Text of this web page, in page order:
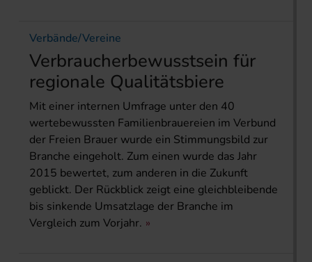
Verbände/Vereine
Verbraucherbewusstsein für
regionale Qualitätsbiere
Mit einer internen Umfrage unter den 40
wertebewussten Familienbrauereien im Verbund
der Freien Brauer wurde ein Stimmungsbild zur
Branche eingeholt. Zum einen wurde das Jahr
2015 bewertet, zum anderen in die Zukunft
geblickt. Der Rückblick zeigt eine gleichbleibende
bis sinkende Umsatzlage der Branche im
Vergleich zum Vorjahr.